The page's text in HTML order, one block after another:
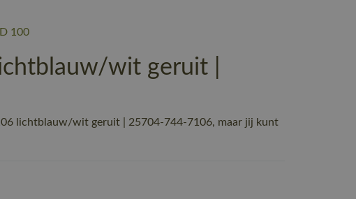
100
wit geruit |
lichtblauw/wit geruit | 25704-744-7106, maar jij kunt